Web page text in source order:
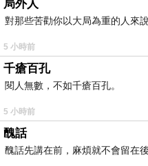
局外人
對那些苦勸你以大局為重的人來
5 小時前
千瘡百孔
閱人無數，不如千瘡百孔。
5 小時前
醜話
醜話先講在前，麻煩就不會留在後